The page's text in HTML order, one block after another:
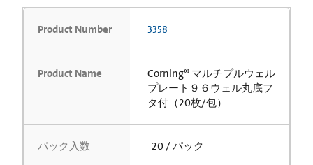
Product Number 3358
Product Name
Corning® マルチプルウェル
プレート９６ウェル丸底フ
タ付（20枚/包）
パック入数 20 / パック